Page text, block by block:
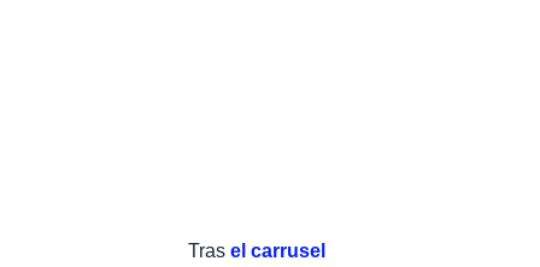
Tras el carrusel